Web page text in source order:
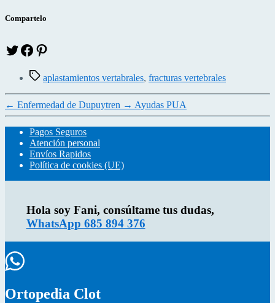
Compartelo
Twitterfacebook
Etiquetas
aplastamientos vertabrales, fracturas vertebrales
← Enfermedad de Dupuytren → Ayudas PUA
Pagos Seguros
Atención personal
Envíos Rapidos
Política de cookies (UE)
Hola soy Fani, consúltame tus dudas,
WhatsApp 685 894 376
Ortopedia Clot